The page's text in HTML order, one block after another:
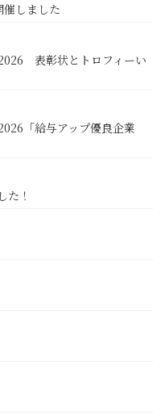
催しました
表彰状とトロフィーい
「給与アップ優良企業
た！